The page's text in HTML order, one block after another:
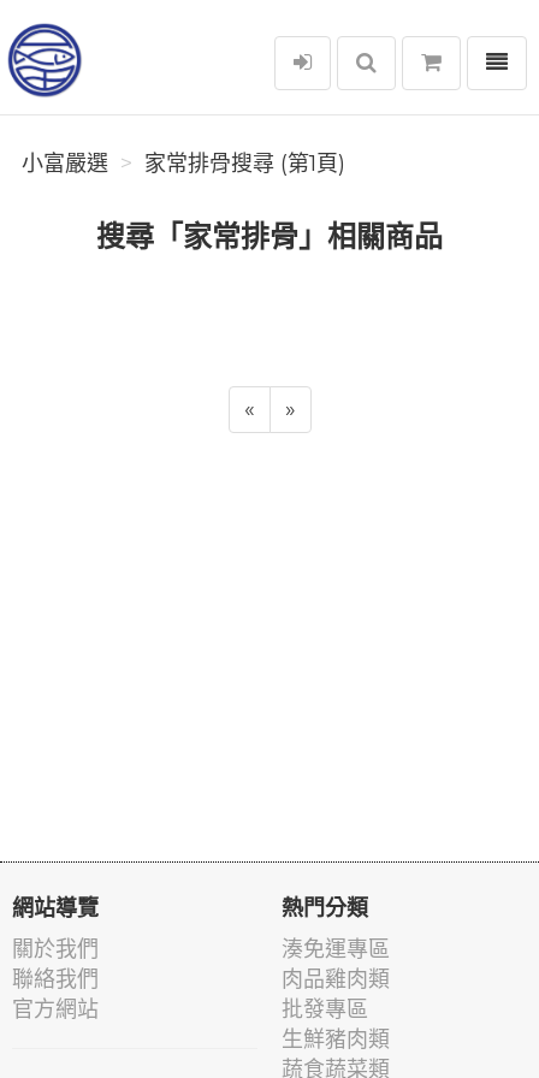
小富嚴選
選單
小富嚴選 家常排骨搜尋 (第1頁)
搜尋「家常排骨」相關商品
« »
網站導覽
關於我們
聯絡我們
官方網站
熱門分類
湊免運專區
肉品雞肉類
批發專區
生鮮豬肉類
蔬食蔬菜類